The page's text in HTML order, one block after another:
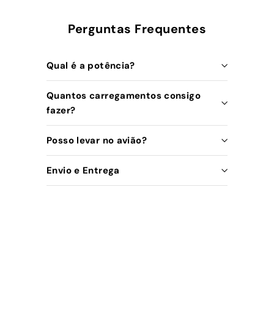
Perguntas Frequentes
Qual é a potência?
Quantos carregamentos consigo
fazer?
Posso levar no avião?
Envio e Entrega